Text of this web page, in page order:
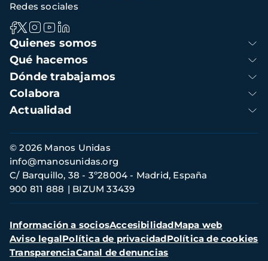
Navegación
principal
Quienes somos
Qué hacemos
Dónde trabajamos
Colabora
Actualidad
Redes sociales
Información
de
contacto
© 2026 Manos Unidas
C/ Barquillo, 38 - 3º28004 - Madrid, España
900 811 888
BIZUM 33439
info@manosunidas.org
Menú
secundario
Información a sociosAccesibilidadMapa web
Aviso legalPolítica de privacidadPolítica de cookies
TransparenciaCanal de denuncias